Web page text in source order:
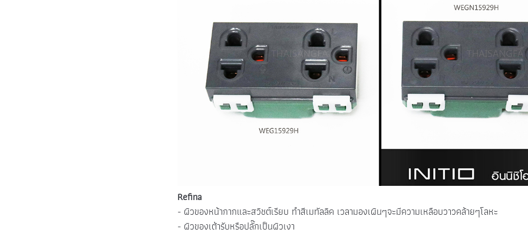
Refina
- ผิวของหน้ากากและสวิชต์เรียบ ทำสีเมทัลลิค เวลามองเผินๆจะมีความเหลือบวาวคล้ายๆโลหะ
- ผิวของเต้ารับหรือปลั๊กเป็นผิวเงา